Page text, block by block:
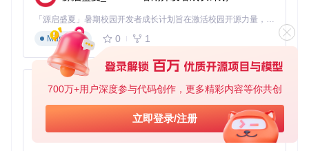
700万+用户深度参与代码创作，更多精彩内容等你共创
立即登录/注册
3. 无障碍效果验证体系
3.1 量化评估矩阵
建立包含4个维度的无障碍测试评估指标：
度
关键指标 达标阈值
「源启盛夏」暑期校园开发者成长计划旨在激活校园开源力量，通过积分激励、认证扶持、资源倾斜等形式，引导高校组织和开发者完成「入驻 — 建项目 — 做贡献 — 获认证 — 得资源」的完整闭环。无论你是想带领社团入驻平台的组织者，还是希望用代码贡献证明自己的开发者，都能在这里找到属于你的成长路径。
Markdown
0 1
py-xiaozhi
基于Python的Xiaozhi AI，适用于想要完整Xiaozhi体验而无需拥有专用硬件的用户。
Python
0 1